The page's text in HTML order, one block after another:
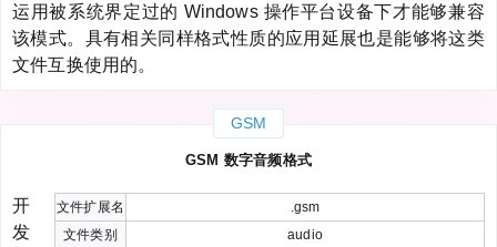
运用被系统界定过的 Windows 操作平台设备下才能够兼容
该模式。具有相关同样格式性质的应用延展也是能够将这类
文件互换使用的。
GSM
GSM 数字音频格式
文件扩展名
.gsm
文件类别
audio
开
发